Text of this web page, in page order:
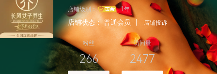
店铺级别： 1年
店铺状态：普通会员 店铺投诉
粉丝
266
访问量
2477